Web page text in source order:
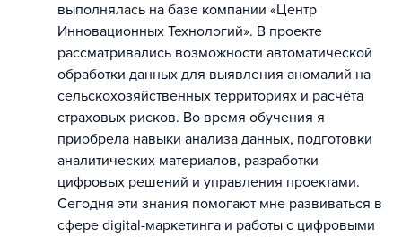
выполнялась на базе компании «Центр
Инновационных Технологий». В проекте
рассматривались возможности автоматической
обработки данных для выявления аномалий на
сельскохозяйственных территориях и расчёта
страховых рисков. Во время обучения я
приобрела навыки анализа данных, подготовки
аналитических материалов, разработки
цифровых решений и управления проектами.
Сегодня эти знания помогают мне развиваться в
сфере digital-маркетинга и работы с цифровыми